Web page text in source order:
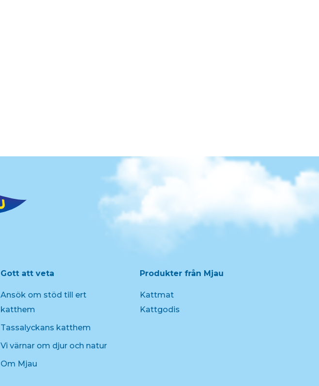
Gott att veta
Ansök om stöd till ert
katthem
Tassalyckans katthem
Vi värnar om djur och natur
Om Mjau
Produkter från Mjau
Kattmat
Kattgodis